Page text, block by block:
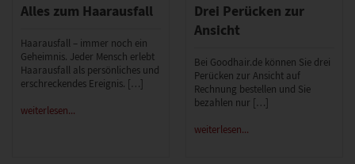
Alles zum Haarausfall
Haarausfall – immer noch ein
Geheimnis. Jeder Mensch erlebt
Haarausfall als persönliches und
erschreckendes Ereignis. […]
weiterlesen...
Drei Perücken zur
Ansicht
Bei Goodhair.de können Sie drei
Perücken zur Ansicht auf
Rechnung bestellen und Sie
bezahlen nur […]
weiterlesen...